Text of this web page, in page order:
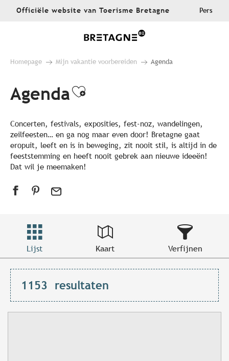
AllerOfficiële website van Toerisme Bretagne Pers
Homepage Mijn vakantie voorbereiden Agenda
AgendaAjouter aux favoris
Concerten, festivals, exposities, fest-noz, wandelingen,
zeilfeesten… en ga nog maar even door! Bretagne gaat
eropuit, leeft en is in beweging, zit nooit stil, is altijd in de
feeststemming en heeft nooit gebrek aan nieuwe ideeën!
Dat wil je meemaken!
Lijst Kaart Verfijnen
1153 resultaten